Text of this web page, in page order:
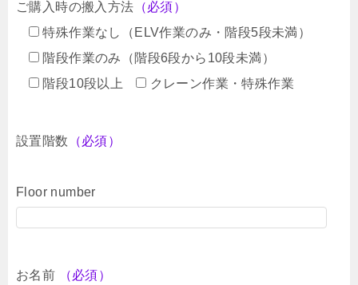
ご購入時の搬入方法 （必須）
特殊作業なし（ELV作業のみ・階段5段未満）
階段作業のみ（階段6段から10段未満）
階段10段以上
クレーン作業・特殊作業
設置階数 （必須）
Floor number
お名前
（必須）